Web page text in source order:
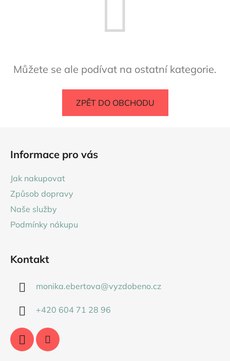
Můžete se ale podívat na ostatní kategorie.
ZPĚT DO OBCHODU
Informace pro vás
Jak nakupovat
Způsob dopravy
Naše služby
Podmínky nákupu
Kontakt
monika.ebertova@vyzdobeno.cz
+420 604 71 28 96